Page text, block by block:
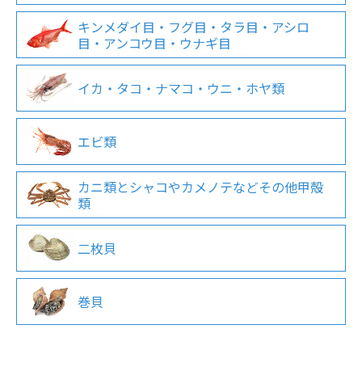
キンメダイ目・フグ目・タラ目・アシロ
目・アンコウ目・ウナギ目
イカ・タコ・ナマコ・ウニ・ホヤ類
エビ類
カニ類とシャコやカメノテなどその他甲殻
類
二枚貝
巻貝